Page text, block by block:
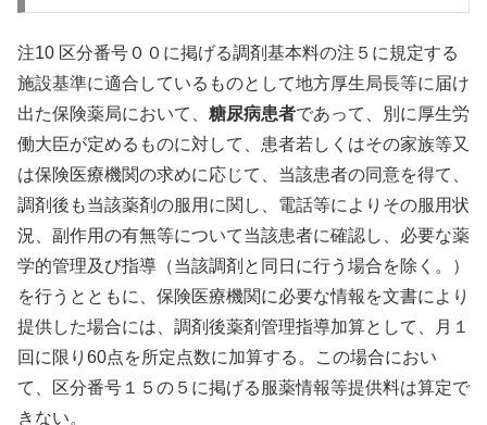
注10 区分番号００に掲げる調剤基本料の注５に規定する
施設基準に適合しているものとして地方厚生局長等に届け
出た保険薬局において、 糖尿病患者であって、別に厚生労
働大臣が定めるものに対して、患者若しくはその家族等又
は保険医療機関の求めに応じて、当該患者の同意を得て、
調剤後も当該薬剤の服用に関し、電話等によりその服用状
況、副作用の有無等について当該患者に確認し、必要な薬
学的管理及び指導（当該調剤と同日に行う場合を除く。）
を行うとともに、保険医療機関に必要な情報を文書により
提供した場合には、調剤後薬剤管理指導加算として、月１
回に限り60点を所定点数に加算する。この場合におい
て、区分番号１５の５に掲げる服薬情報等提供料は算定で
きない。